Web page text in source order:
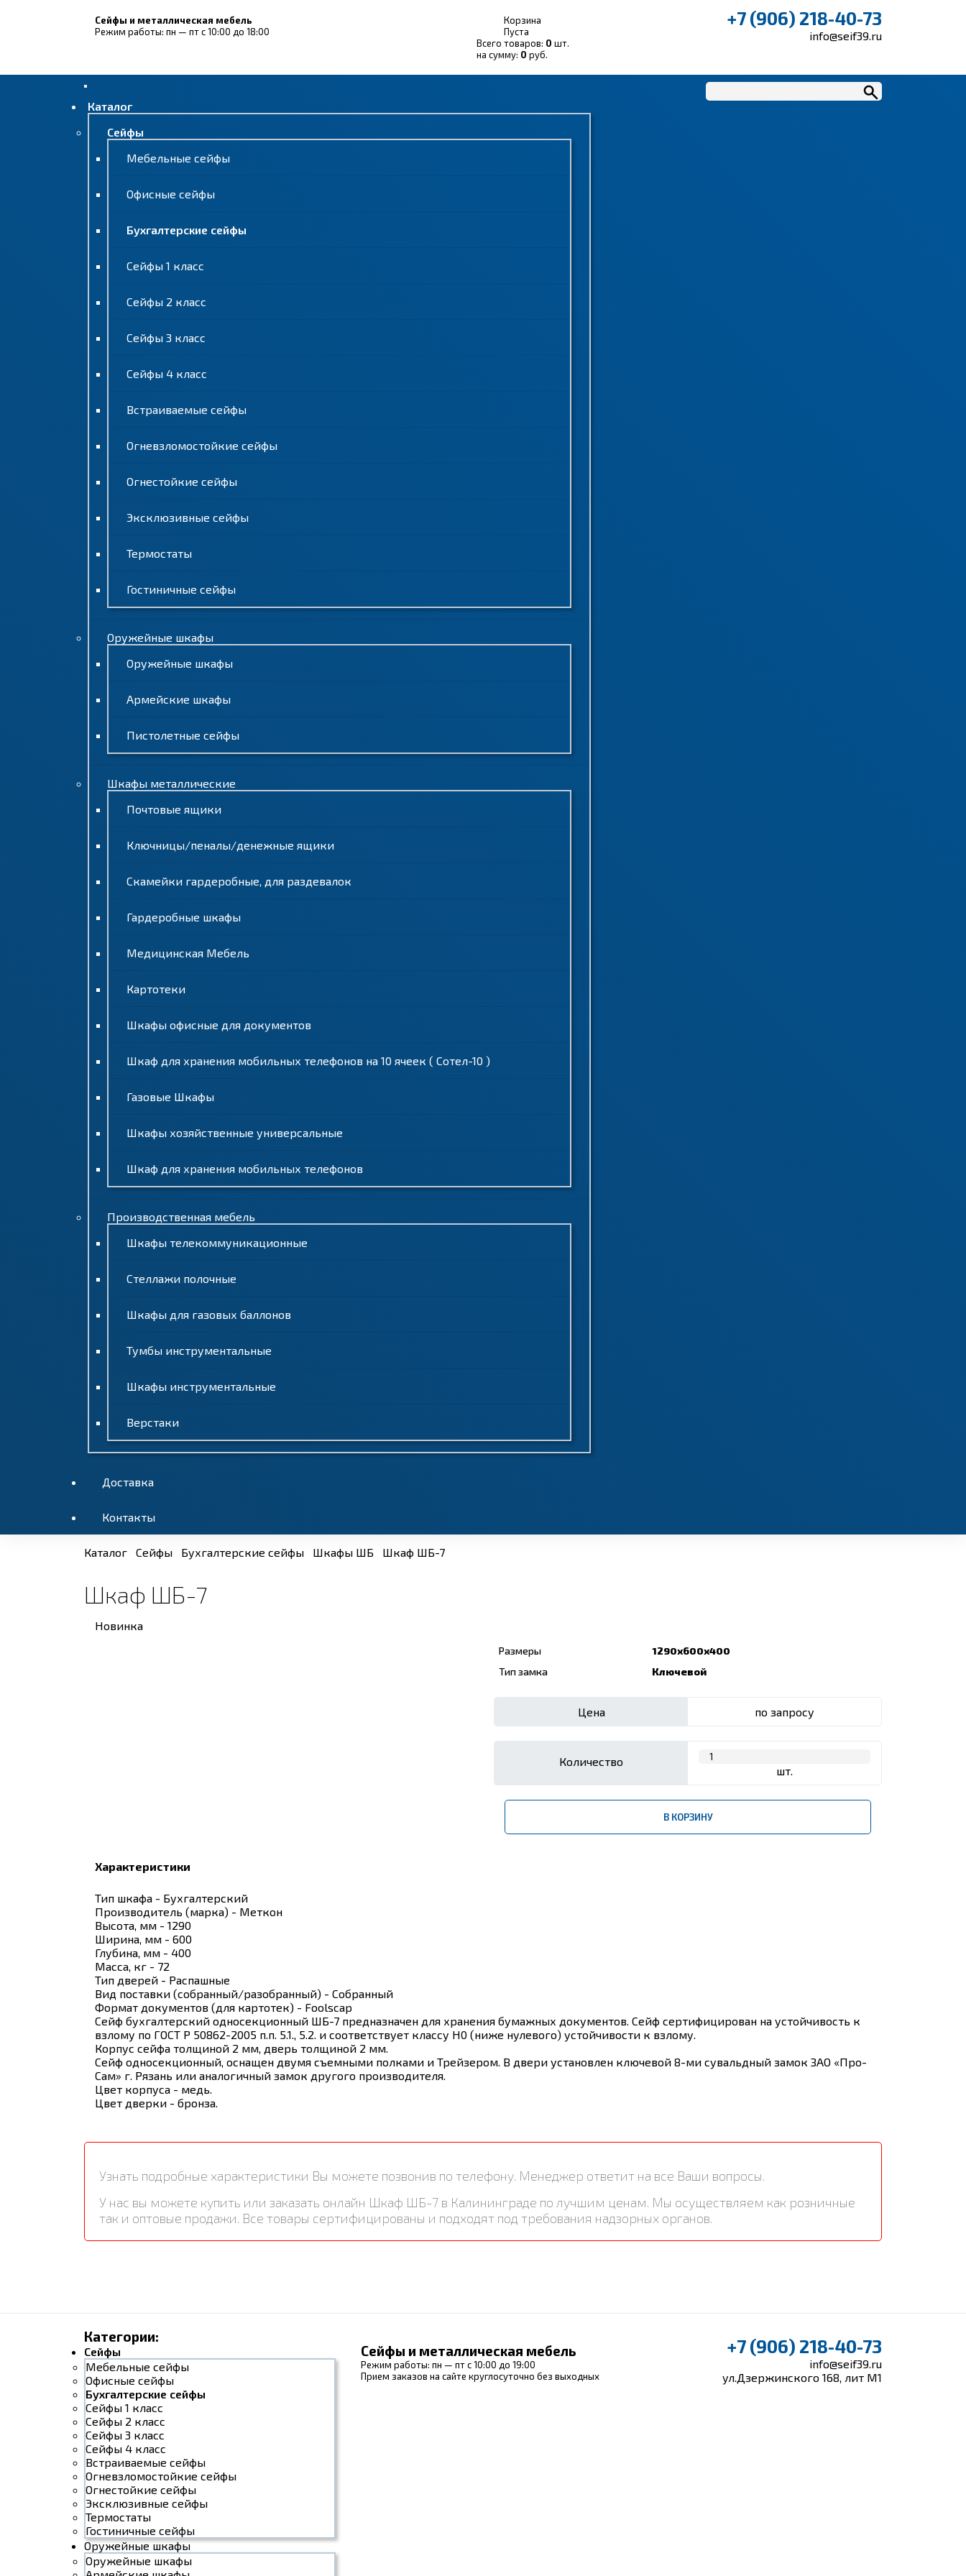
Сейфы и металлическая мебель
Режим работы: пн — пт с 10:00 до 18:00
Корзина
Пуста
Всего товаров: 0 шт.
на сумму: 0 руб.
+7 (906) 218-40-73
info@seif39.ru
Каталог
Сейфы
Мебельные сейфы
Офисные сейфы
Бухгалтерские сейфы
Сейфы 1 класс
Сейфы 2 класс
Сейфы 3 класс
Сейфы 4 класс
Встраиваемые сейфы
Огневзломостойкие сейфы
Огнестойкие сейфы
Эксклюзивные сейфы
Термостаты
Гостиничные сейфы
Оружейные шкафы
Оружейные шкафы
Армейские шкафы
Пистолетные сейфы
Шкафы металлические
Почтовые ящики
Ключницы/пеналы/денежные ящики
Скамейки гардеробные, для раздевалок
Гардеробные шкафы
Медицинская Мебель
Картотеки
Шкафы офисные для документов
Шкаф для хранения мобильных телефонов на 10 ячеек ( Сотел-10 )
Газовые Шкафы
Шкафы хозяйственные универсальные
Шкаф для хранения мобильных телефонов
Производственная мебель
Шкафы телекоммуникационные
Стеллажи полочные
Шкафы для газовых баллонов
Тумбы инструментальные
Шкафы инструментальные
Верстаки
Доставка
Контакты
Каталог Сейфы Бухгалтерские сейфы Шкафы ШБ Шкаф ШБ-7
Шкаф ШБ-7
Новинка
Размеры
1290x600x400
Тип замка
Ключевой
Цена по запросу
Количество
шт.
В КОРЗИНУ
Характеристики
Тип шкафа - Бухгалтерский
Производитель (марка) - Меткон
Высота, мм - 1290
Ширина, мм - 600
Глубина, мм - 400
Масса, кг - 72
Тип дверей - Распашные
Вид поставки (собранный/разобранный) - Собранный
Формат документов (для картотек) - Foolscap
Сейф бухгалтерский односекционный ШБ-7 предназначен для хранения бумажных документов. Сейф сертифицирован на устойчивость к
взлому по ГОСТ Р 50862-2005 п.п. 5.1., 5.2. и соответствует классу Н0 (ниже нулевого) устойчивости к взлому.
Корпус сейфа толщиной 2 мм, дверь толщиной 2 мм.
Сейф односекционный, оснащен двумя съемными полками и Трейзером. В двери установлен ключевой 8-ми сувальдный замок ЗАО «Про-
Сам» г. Рязань или аналогичный замок другого производителя.
Цвет корпуса - медь.
Цвет дверки - бронза.
Узнать подробные характеристики Вы можете позвонив по телефону. Менеджер ответит на все Ваши вопросы.
У нас вы можете купить или заказать онлайн Шкаф ШБ-7 в Калининграде по лучшим ценам. Мы осуществляем как розничные
так и оптовые продажи. Все товары сертифицированы и подходят под требования надзорных органов.
Категории:
Сейфы
Мебельные сейфы
Офисные сейфы
Бухгалтерские сейфы
Сейфы 1 класс
Сейфы 2 класс
Сейфы 3 класс
Сейфы 4 класс
Встраиваемые сейфы
Огневзломостойкие сейфы
Огнестойкие сейфы
Эксклюзивные сейфы
Термостаты
Гостиничные сейфы
Оружейные шкафы
Оружейные шкафы
Сейфы и металлическая мебель
Режим работы: пн — пт с 10:00 до 19:00
Прием заказов на сайте круглосуточно без выходных
+7 (906) 218-40-73
info@seif39.ru
ул.Дзержинского 168, лит М1